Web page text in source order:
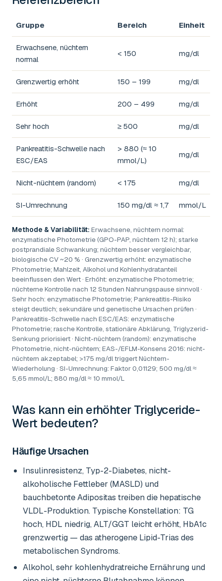
Gruppe Bereich Einheit
Erwachsene, nüchtern
normal
< 150 mg/dl
Grenzwertig erhöht 150 – 199 mg/dl
Erhöht 200 – 499 mg/dl
Sehr hoch ≥ 500 mg/dl
Pankreatitis-Schwelle nach
ESC/EAS
> 880 (≈ 10
mmol/L)
mg/dl
Nicht-nüchtern (random) < 175 mg/dl
SI-Umrechnung 150 mg/dl ≈ 1,7 mmol/L
Methode & Variabilität: Erwachsene, nüchtern normal:
enzymatische Photometrie (GPO-PAP, nüchtern 12 h); starke
postprandiale Schwankung; nüchtern besser vergleichbar,
biologische CV ~20 % · Grenzwertig erhöht: enzymatische
Photometrie; Mahlzeit, Alkohol und Kohlenhydratanteil
beeinflussen den Wert · Erhöht: enzymatische Photometrie;
nüchterne Kontrolle nach 12 Stunden Nahrungspause sinnvoll ·
Sehr hoch: enzymatische Photometrie; Pankreatitis-Risiko
steigt deutlich; sekundäre und genetische Ursachen prüfen ·
Pankreatitis-Schwelle nach ESC/EAS: enzymatische
Photometrie; rasche Kontrolle, stationäre Abklärung, Triglyzerid-
Senkung priorisiert · Nicht-nüchtern (random): enzymatische
Photometrie, nicht-nüchtern; EAS-/EFLM-Konsens 2016: nicht-
nüchtern akzeptabel; >175 mg/dl triggert Nüchtern-
Wiederholung · SI-Umrechnung: Faktor 0,01129; 500 mg/dl ≈
5,65 mmol/L; 880 mg/dl ≈ 10 mmol/L
Was kann ein erhöhterTriglyceride-
Wert bedeuten?
Häufige Ursachen
Insulinresistenz, Typ-2-Diabetes, nicht-
alkoholische Fettleber (MASLD) und
bauchbetonte Adipositas treiben die hepatische
VLDL-Produktion. Typische Konstellation: TG
hoch, HDL niedrig, ALT/GGT leicht erhöht, HbA1c
grenzwertig — das atherogene Lipid-Trias des
metabolischen Syndroms.
Alkohol, sehr kohlenhydratreiche Ernährung und